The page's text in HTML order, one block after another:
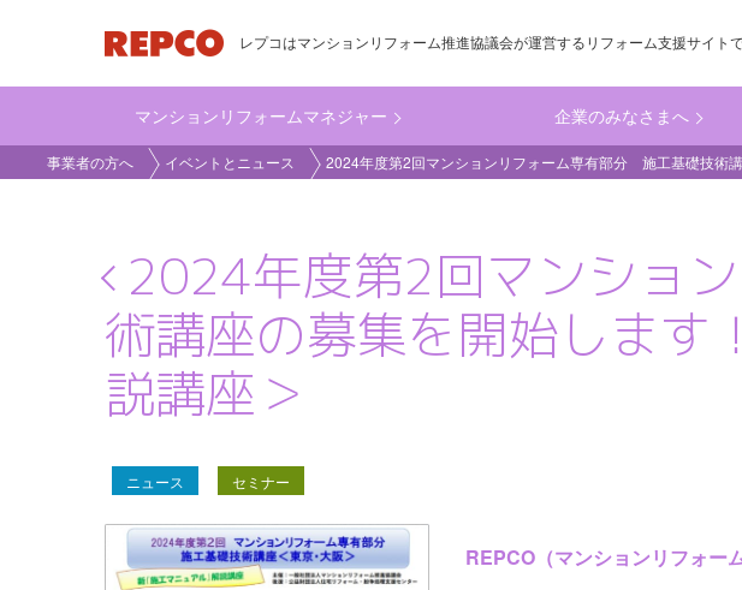
ン
ン
テ
レプコはマンションリフォーム推進協議会が運営するリフォーム支援サイト
main_business
マンションリフォームマネジャー 企業のみなさまへ
事業者の方へ イベントとニュース 2024年度第2回マンションリフォーム専有部分 施工基礎技術
2024年度第2回マンショ
術講座の募集を開始します
説講座＞
ニュース セミナー
ベ
REPCO（マンションリフォー